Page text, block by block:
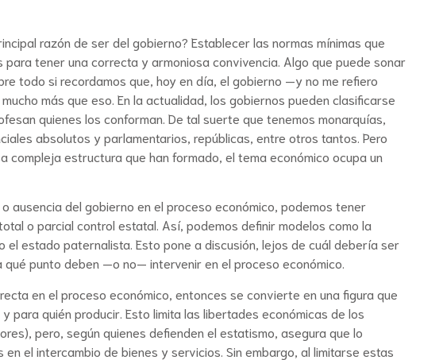
razón de ser del gobierno? Establecer las normas mínimas que
tener una correcta y armoniosa convivencia. Algo que puede sonar
todo si recordamos que, hoy en día, el gobierno —y no me refiero
más que eso. En la actualidad, los gobiernos pueden clasificarse
quienes los conforman. De tal suerte que tenemos monarquías,
absolutos y parlamentarios, repúblicas, entre otros tantos. Pero
compleja estructura que han formado, el tema económico ocupa un
ausencia del gobierno en el proceso económico, podemos tener
o parcial control estatal. Así, podemos definir modelos como la
el estado paternalista. Esto pone a discusión, lejos de cuál debería ser
punto deben —o no— intervenir en el proceso económico.
en el proceso económico, entonces se convierte en una figura que
para quién producir. Esto limita las libertades económicas de los
pero, según quienes defienden el estatismo, asegura que lo
el intercambio de bienes y servicios. Sin embargo, al limitarse estas